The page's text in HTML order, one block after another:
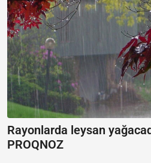
Rayonlarda leysan
PROQNOZ